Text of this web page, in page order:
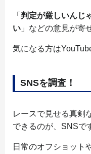
「 判定が厳しいんじ
い 」などの意見が寄
気になる方は
SNSを調査！
レースで見せる真剣
できるのが、SNSで
日常のオフショット